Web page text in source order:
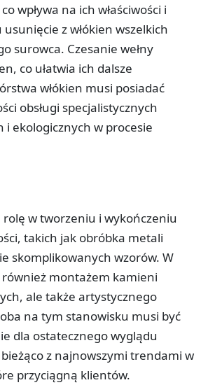
wpływa na ich właściwości i
z włókien wszelkich
surowca. Czesanie wełny
co ułatwia ich dalsze
włókien musi posiadać
obsługi specjalistycznych
ekologicznych w procesie
w tworzeniu i wykończeniu
takich jak obróbka metali
skomplikowanych wzorów. W
montażem kamieni
ale także artystycznego
na tym stanowisku musi być
dla ostatecznego wyglądu
z najnowszymi trendami w
przyciągną klientów.